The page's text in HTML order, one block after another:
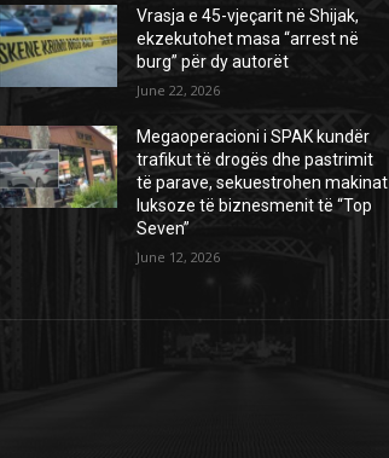
Vrasja e 45-vjeçarit në Shijak,
ekzekutohet masa “arrest në
burg” për dy autorët
June 22, 2026
Megaoperacioni i SPAK kundër
trafikut të drogës dhe pastrimit
të parave, sekuestrohen makinat
luksoze të biznesmenit të “Top
Seven”
June 12, 2026